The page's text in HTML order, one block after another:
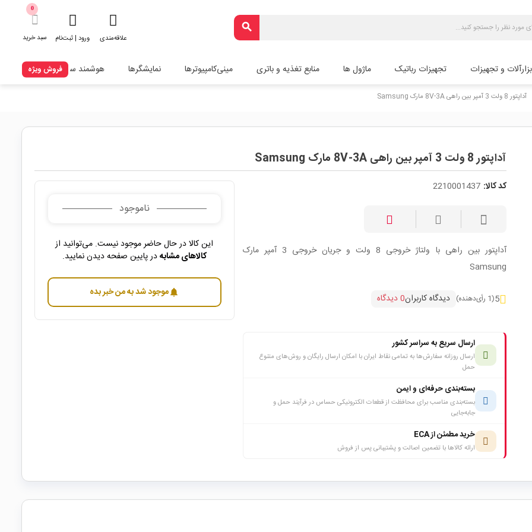
search
علاقه‌مندی ورود | ثبت‌نام
0
سبد خرید
و تجهیزات تجهیزات رباتیک ماژول ها منابع تغذیه و باتری مینی‌کامپیوترها نمایشگرها هوشمند سازیفروش ویژه
آداپتور 8 ولت 3 آمپر بین راهی 8V-3A مارک Samsung
آداپتور 8 ولت 3 آمپر بین راهی 8V-3A مارک Samsung
کد کالا: 2210001437
آداپتور بین راهی با ولتاژ خروجی 8 ولت و جریان خروجی 3 آمپر مارک
Samsung
5(1 رأی‌دهنده) دیدگاه کاربران0 دیدگاه
ارسال سریع به سراسر کشور
ارسال روزانه سفارش‌ها به تمامی نقاط ایران با امکان ارسال رایگان و روش‌های متنوع
حمل
بسته‌بندی حرفه‌ای و ایمن
بسته‌بندی مناسب برای محافظت از قطعات الکترونیکی حساس در فرآیند حمل و
جابه‌جایی
خرید مطمئن از ECA
ارائه کالاها با تضمین اصالت و پشتیبانی پس از فروش
ناموجود
این کالا در حال حاضر موجود نیست. می‌توانید از
کالاهای مشابهدر پایین صفحه دیدن نمایید.
notificationsموجود شد به من خبر بده